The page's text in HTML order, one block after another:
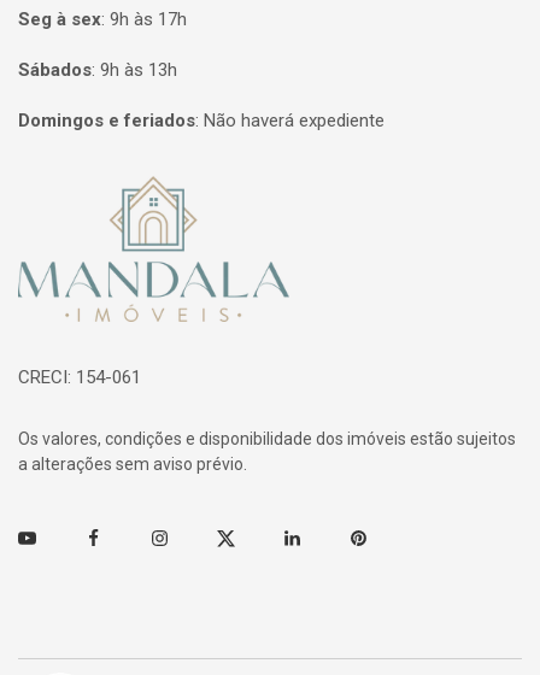
Seg à sex: 9h às 17h
Sábados: 9h às 13h
Domingos e feriados: Não haverá expediente
Página inicial
CRECI: 154-061
Os valores, condições e disponibilidade dos imóveis estão sujeitos
a alterações sem aviso prévio.
Youtube FacebookInstagramTwitter Linkedin Pinterest